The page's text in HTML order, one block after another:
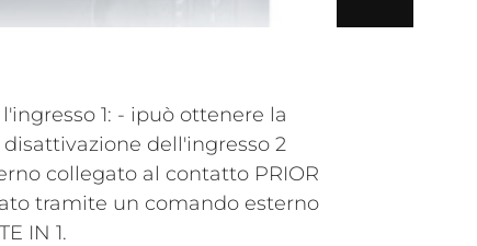
1: - ipuò ottenere la
dell'ingresso 2
collegato al contatto PRIOR
tramite un comando esterno
IN 1.